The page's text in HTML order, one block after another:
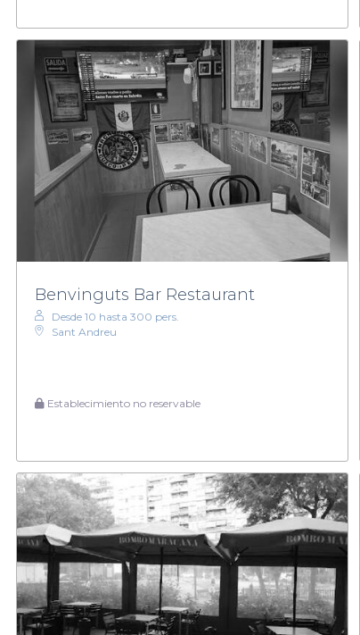
Benvinguts Bar Restaurant
Desde 10 hasta 300 pers.
Sant Andreu
Establecimiento no reservable